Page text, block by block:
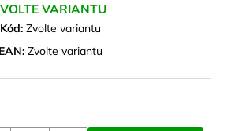
VARIANTU
Kód: Zvolte variantu
EAN: Zvolte variantu